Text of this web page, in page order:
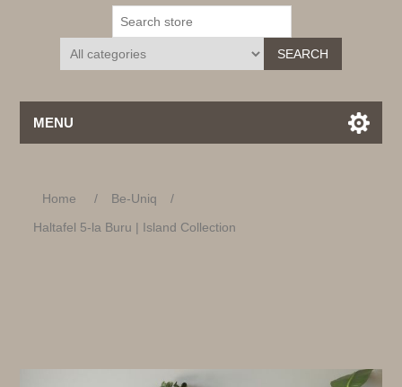
SEARCH
MENU
Home / Be-Uniq
/
Haltafel 5-la Buru | Island Collection